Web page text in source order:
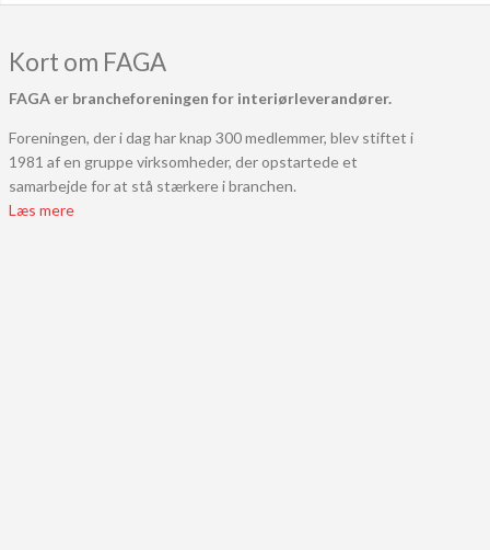
Kort om FAGA
FAGA er brancheforeningen for interiørleverandører.
Foreningen, der i dag har knap 300 medlemmer, blev stiftet i
1981 af en gruppe virksomheder, der opstartede et
samarbejde for at stå stærkere i branchen.
Læs mere